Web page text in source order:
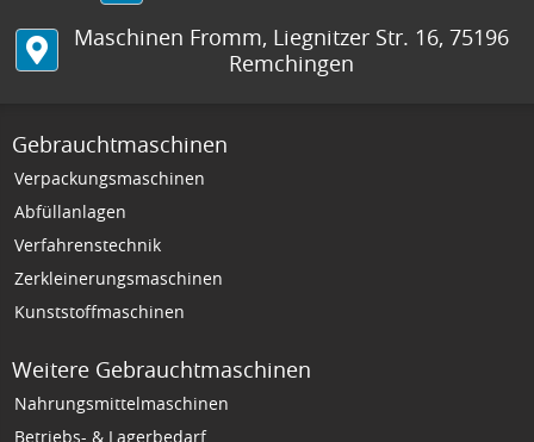
Maschinen Fromm, Liegnitzer Str. 16, 75196
Remchingen
Gebrauchtmaschinen
Verpackungsmaschinen
Abfüllanlagen
Verfahrenstechnik
Zerkleinerungsmaschinen
Kunststoffmaschinen
Weitere Gebrauchtmaschinen
Nahrungsmittelmaschinen
Betriebs- & Lagerbedarf